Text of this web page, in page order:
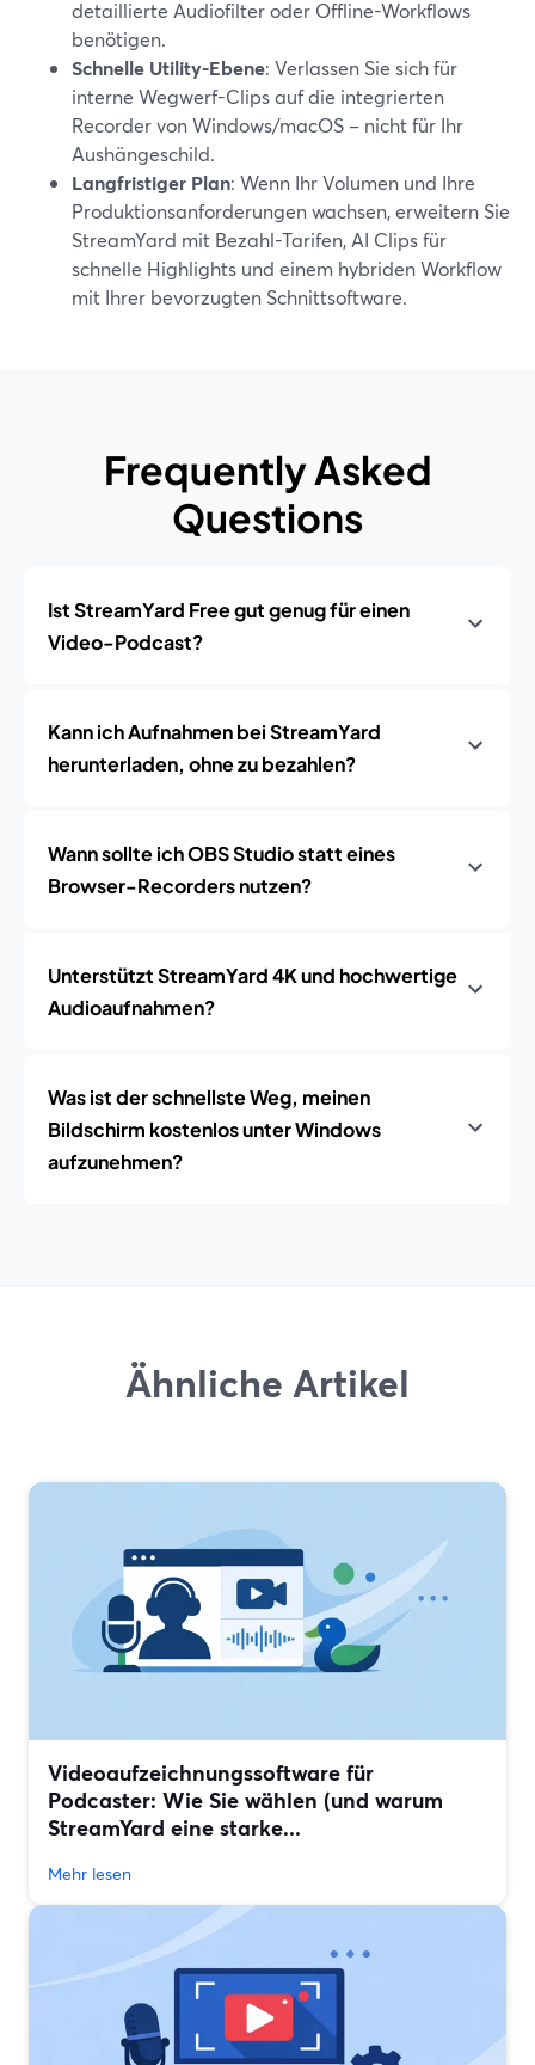
detaillierte Audiofilter oder Offline-Workflows
benötigen.
Schnelle Utility-Ebene: Verlassen Sie sich für
interne Wegwerf-Clips auf die integrierten
Recorder von Windows/macOS – nicht für Ihr
Aushängeschild.
Langfristiger Plan: Wenn Ihr Volumen und Ihre
Produktionsanforderungen wachsen, erweitern Sie
StreamYard mit Bezahl-Tarifen, AI Clips für
schnelle Highlights und einem hybriden Workflow
mit Ihrer bevorzugten Schnittsoftware.
Frequently Asked
Questions
Ist StreamYard Free gut genug für einen
Video-Podcast?
Kann ich Aufnahmen bei StreamYard
herunterladen, ohne zu bezahlen?
Wann sollte ich OBS Studio statt eines
Browser-Recorders nutzen?
Unterstützt StreamYard 4K und hochwertige
Audioaufnahmen?
Was ist der schnellste Weg, meinen
Bildschirm kostenlos unter Windows
aufzunehmen?
Ähnliche Artikel
Videoaufzeichnungssoftware für
Podcaster: Wie Sie wählen (und warum
StreamYard eine starke...
Mehr lesen